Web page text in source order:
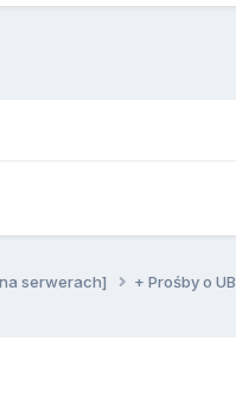
serwerach] + Prośby o UB